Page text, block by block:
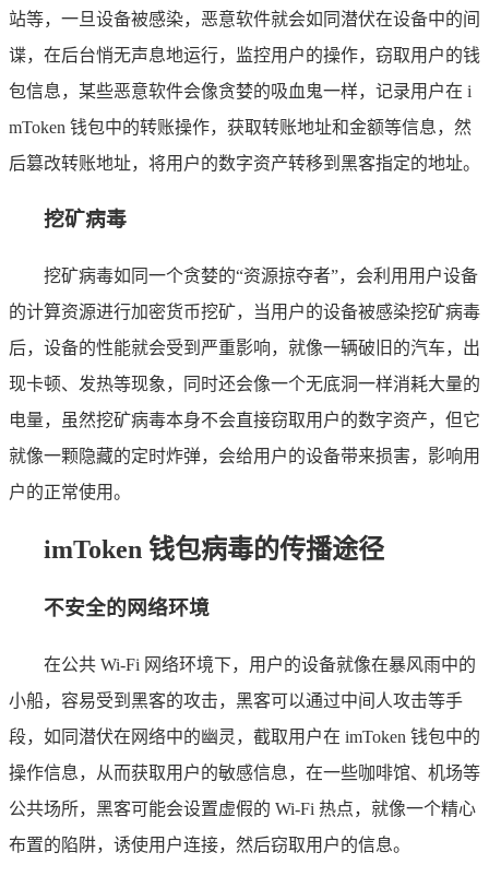
站等，一旦设备被感染，恶意软件就会如同潜伏在设备中的间
谍，在后台悄无声息地运行，监控用户的操作，窃取用户的钱
包信息，某些恶意软件会像贪婪的吸血鬼一样，记录用户在 i
mToken 钱包中的转账操作，获取转账地址和金额等信息，然
后篡改转账地址，将用户的数字资产转移到黑客指定的地址。
挖矿病毒
挖矿病毒如同一个贪婪的“资源掠夺者”，会利用用户设备
的计算资源进行加密货币挖矿，当用户的设备被感染挖矿病毒
后，设备的性能就会受到严重影响，就像一辆破旧的汽车，出
现卡顿、发热等现象，同时还会像一个无底洞一样消耗大量的
电量，虽然挖矿病毒本身不会直接窃取用户的数字资产，但它
就像一颗隐藏的定时炸弹，会给用户的设备带来损害，影响用
户的正常使用。
imToken 钱包病毒的传播途径
不安全的网络环境
在公共 Wi-Fi 网络环境下，用户的设备就像在暴风雨中的
小船，容易受到黑客的攻击，黑客可以通过中间人攻击等手
段，如同潜伏在网络中的幽灵，截取用户在 imToken 钱包中的
操作信息，从而获取用户的敏感信息，在一些咖啡馆、机场等
公共场所，黑客可能会设置虚假的 Wi-Fi 热点，就像一个精心
布置的陷阱，诱使用户连接，然后窃取用户的信息。